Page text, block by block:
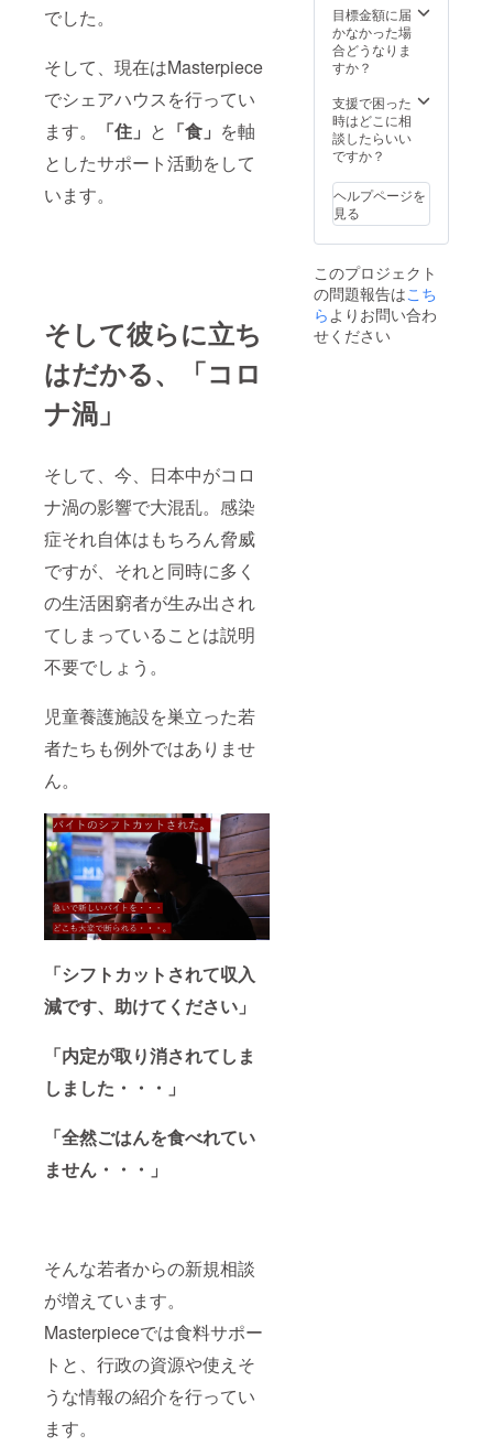
でした。
そして、現在はMasterpiece
でシェアハウスを行ってい
ます。
「住」 と 「食」 を軸
としたサポート活動をして
います。
そして彼らに立ち
はだかる、「コロ
ナ渦」
そして、今、日本中がコロ
ナ渦の影響で大混乱。感染
症それ自体はもちろん脅威
ですが、それと同時に多く
の生活困窮者が生み出され
てしまっていることは説明
不要でしょう。
児童養護施設を巣立った若
者たちも例外ではありませ
ん。
「シフトカットされて収入
減です、助けてください」
「内定が取り消されてしま
しました・・・」
「全然ごはんを食べれてい
ません・・・」
そんな若者からの新規相談
が増えています。
Masterpieceでは食料サポー
トと、行政の資源や使えそ
うな情報の紹介を行ってい
ます。
す。
※ 備考
欄にご
をお書
きくだ
さい。
発活動
「OUR
VOICE
カー５
枚 ■２
０１９
年４
様性と
護の文
化に溢
カナダ
オンタ
リオ州
トロン
リア
ファイ
ル ＆ 社
るアパ
レルブ
ランド
Public
のコラ
アファ
イル ）
枚ずつ
■児童養
護施設
などを
るアパ
レルブ
ランド
のコラ
ボクリ
アファ
イル）
ずつ ◇
児童養
護施設
などを
た若者
と一緒
に制作
した、
施設で
目標金額に届
かなかった場
合どうなりま
すか？
支援で困った
時はどこに相
談したらいい
ですか？
ヘルプページを
見る
このプロジェクト
の問題報告はこち
らよりお問い合わ
せください